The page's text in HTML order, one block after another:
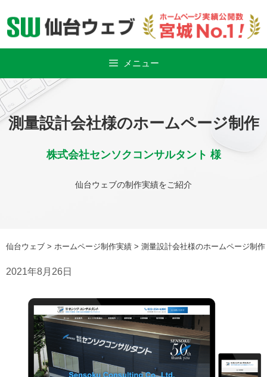
メニュー
測量設計会社様のホームページ制作
株式会社センソクコンサルタント 様
仙台ウェブの制作実績をご紹介
仙台ウェブ > ホームページ制作実績 > 測量設計会社様のホームページ制作
2021年8月26日